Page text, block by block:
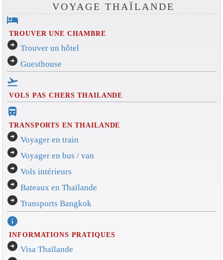
VOYAGE THAÏLANDE
hotel
TROUVER UNE CHAMBRE
arrow_circle_right Trouver un hôtel
arrow_circle_right Guesthouse
flight_takeoff
VOLS PAS CHERS THAILANDE
directions_bus_filled
TRANSPORTS EN THAILANDE
arrow_circle_right Voyager en train
arrow_circle_right Voyager en bus / van
arrow_circle_right Vols intérieurs
arrow_circle_right Bateaux en Thaïlande
arrow_circle_right Transports Bangkok
info
INFORMATIONS PRATIQUES
arrow_circle_right Visa Thaïlande